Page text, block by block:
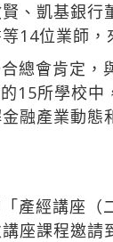
、凱基銀
14位業師，
總會肯定，
15所學校
融產業動
產經講座
座課程邀